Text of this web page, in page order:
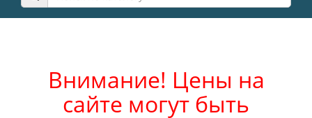
Внимание! Цены на
сайте могут быть